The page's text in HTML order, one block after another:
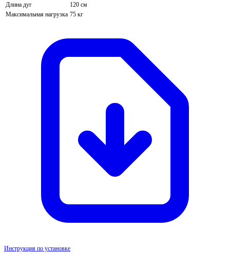
Длина дуг
120 см
Максимальная нагрузка 75 кг
Инструкция по установке